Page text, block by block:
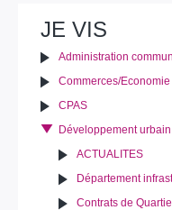
JE VIS
Administration
Commerces/Economie
CPAS
Développement urbain
ACTUALITES
Département
Contrats de